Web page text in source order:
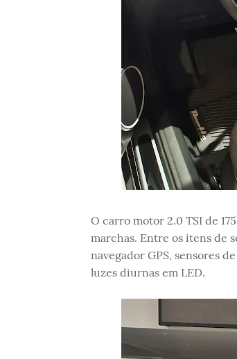
O carro motor 2.0 TSI de
marchas. Entre os itens de
navegador GPS, sensores
luzes diurnas em LED.